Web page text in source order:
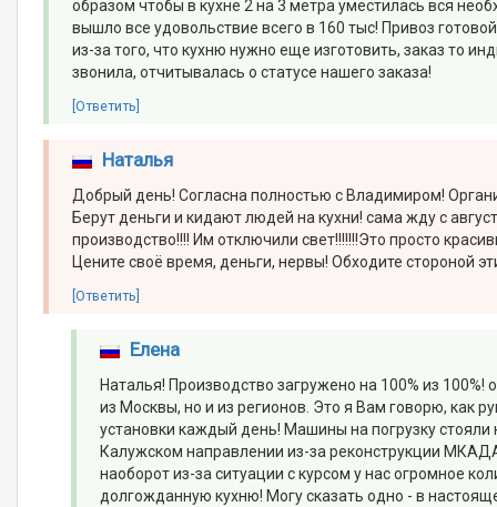
образом чтобы в кухне 2 на 3 метра уместилась вся
вышло все удовольствие всего в 160 тыс! Привоз
из-за того, что кухню нужно еще изготовить, заказ то
звонила, отчитывалась о статусе нашего заказа!
[Ответить]
Наталья
Добрый день! Согласна полностью с Владимиром!
Берут деньги и кидают людей на кухни! сама жду с
производство!!!! Им отключили свет!!!!!!!Это просто
Цените своё время, деньги, нервы! Обходите стороной
[Ответить]
Елена
Наталья! Производство загружено на 100% из 100%!
из Москвы, но и из регионов. Это я Вам говорю, как
установки каждый день! Машины на погрузку стояли
Калужском направлении из-за реконструкции
наоборот из-за ситуации с курсом у нас огромное
долгожданную кухню! Могу сказать одно - в